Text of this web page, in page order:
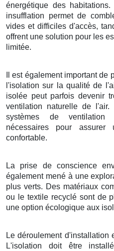
énergétique des
insufflation permet de
vides et difficiles d'accès,
offrent une solution pour les
limitée.
Il est également important
l'isolation sur la qualité de
isolée peut parfois devenir
ventilation naturelle de
systèmes de ventilation
nécessaires pour
confortable.
La prise de conscience
également mené à une
plus verts. Des matériaux
ou le textile recyclé sont de
une option écologique aux
Le déroulement d'installation
L'isolation doit être